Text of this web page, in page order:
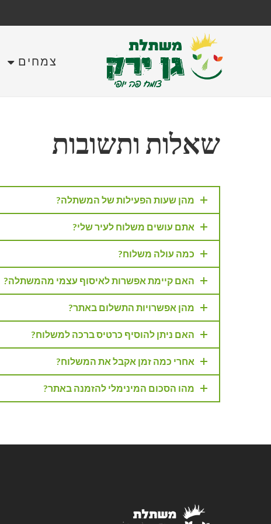
צמחים
שאלות ותשובות
מהן שעות הפעילות של המשתלה?
אתם עושים משלוח לעיר שלי?
כמה עולה משלוח?
האם קיימת אפשרות לאיסוף עצמי מהמשתלה?
מהן אפשרויות התשלום באתר?
האם ניתן להוסיף כרטיס ברכה למשלוח?
אחרי כמה זמן אקבל את המשלוח?
מהו הסכום המינימלי להזמנה באתר?